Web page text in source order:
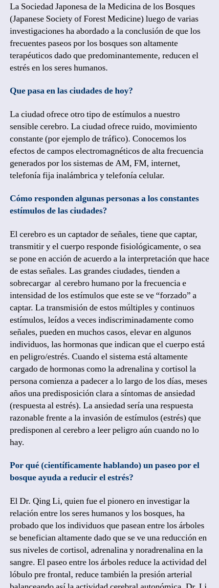
La Sociedad Japonesa de la Medicina de los Bosques
(Japanese Society of Forest Medicine) luego de varias
investigaciones ha abordado a la conclusión de que los
frecuentes paseos por los bosques son altamente
terapéuticos dado que predominantemente, reducen el
estrés en los seres humanos.
Que pasa en las ciudades de hoy?
La ciudad ofrece otro tipo de estímulos a nuestro
sensible cerebro. La ciudad ofrece ruido, movimiento
constante (por ejemplo de tráfico). Conocemos los
efectos de campos electromagnéticos de alta frecuencia
generados por los sistemas de AM, FM, internet,
telefonía fija inalámbrica y telefonía celular.
Cómo responden algunas personas a los constantes
estímulos de las ciudades?
El cerebro es un captador de señales, tiene que captar,
transmitir y el cuerpo responde fisiológicamente, o sea
se pone en acción de acuerdo a la interpretación que hace
de estas señales. Las grandes ciudades, tienden a
sobrecargar al cerebro humano por la frecuencia e
intensidad de los estímulos que este se ve “forzado” a
captar. La transmisión de estos múltiples y continuos
estímulos, leídos a veces indiscriminadamente como
señales, pueden en muchos casos, elevar en algunos
individuos, las hormonas que indican que el cuerpo está
en peligro/estrés. Cuando el sistema está altamente
cargado de hormonas como la adrenalina y cortisol la
persona comienza a padecer a lo largo de los días, meses
años una predisposición clara a síntomas de ansiedad
(respuesta al estrés). La ansiedad sería una respuesta
razonable frente a la invasión de estímulos (estrés) que
predisponen al cerebro a leer peligro aún cuando no lo
hay.
Por qué (científicamente hablando) un paseo por el
bosque ayuda a reducir el estrés?
El Dr. Qing Li, quien fue el pionero en investigar la
relación entre los seres humanos y los bosques, ha
probado que los individuos que pasean entre los árboles
se benefician altamente dado que se ve una reducción en
sus niveles de cortisol, adrenalina y noradrenalina en la
sangre. El paseo entre los árboles reduce la actividad del
lóbulo pre frontal, reduce también la presión arterial